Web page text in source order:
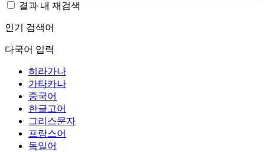
결과 내 재검색
인기 검색어
다국어 입력
히라가나
가타카나
중국어
한글고어
그리스문자
프랑스어
독일어